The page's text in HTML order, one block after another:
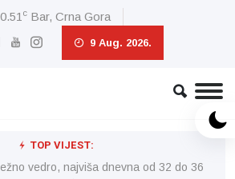
c Bar, Crna Gora
9 Aug. 2026.
TOP VIJEST:
vedro, najviša dnevna od 32 do 36